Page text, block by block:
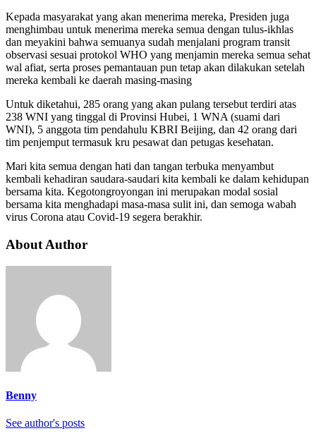
Kepada masyarakat yang akan menerima mereka, Presiden juga
menghimbau untuk menerima mereka semua dengan tulus-ikhlas
dan meyakini bahwa semuanya sudah menjalani program transit
observasi sesuai protokol WHO yang menjamin mereka semua sehat
wal afiat, serta proses pemantauan pun tetap akan dilakukan setelah
mereka kembali ke daerah masing-masing
Untuk diketahui, 285 orang yang akan pulang tersebut terdiri atas
238 WNI yang tinggal di Provinsi Hubei, 1 WNA (suami dari
WNI), 5 anggota tim pendahulu KBRI Beijing, dan 42 orang dari
tim penjemput termasuk kru pesawat dan petugas kesehatan.
Mari kita semua dengan hati dan tangan terbuka menyambut
kembali kehadiran saudara-saudari kita kembali ke dalam kehidupan
bersama kita. Kegotongroyongan ini merupakan modal sosial
bersama kita menghadapi masa-masa sulit ini, dan semoga wabah
virus Corona atau Covid-19 segera berakhir.
About Author
Benny
See author's posts